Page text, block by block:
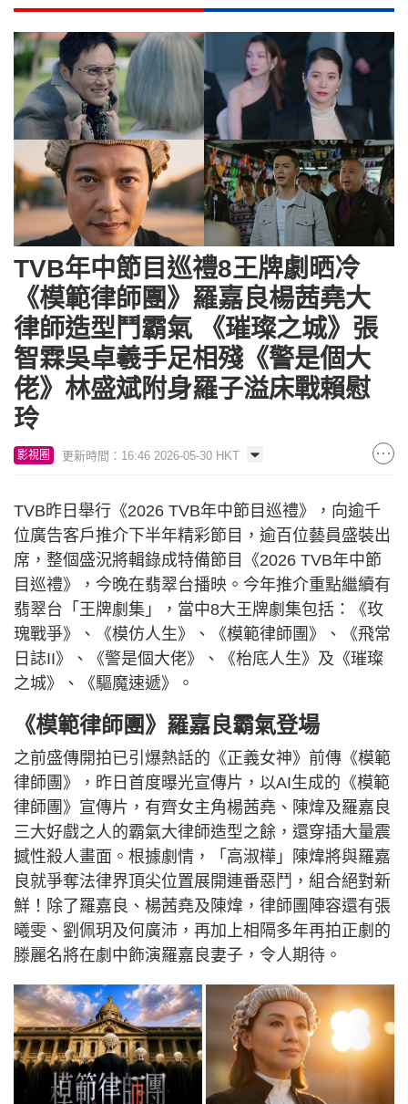
TVB年中節目巡禮8王牌劇晒冷
《模範律師團》羅嘉良楊茜堯大
律師造型鬥霸氣 《璀璨之城》張
智霖吳卓羲手足相殘《警是個大
佬》林盛斌附身羅子溢床戰賴慰
玲
影視圈 更新時間：16:46 2026-05-30 HKT
TVB昨日舉行《2026 TVB年中節目巡禮》，向逾千
位廣告客戶推介下半年精彩節目，逾百位藝員盛裝出
席，整個盛況將輯錄成特備節目《2026 TVB年中節
目巡禮》，今晚在翡翠台播映。今年推介重點繼續有
翡翠台「王牌劇集」，當中8大王牌劇集包括：《玫
瑰戰爭》、《模仿人生》、《模範律師團》、《飛常
日誌II》、《警是個大佬》、《枱底人生》及《璀璨
之城》、《驅魔速遞》。
《模範律師團》羅嘉良霸氣登場
之前盛傳開拍已引爆熱話的《正義女神》前傳《模範
律師團》，昨日首度曝光宣傳片，以AI生成的《模範
律師團》宣傳片，有齊女主角楊茜堯、陳煒及羅嘉良
三大好戲之人的霸氣大律師造型之餘，還穿插大量震
撼性殺人畫面。根據劇情，「高淑樺」陳煒將與羅嘉
良就爭奪法律界頂尖位置展開連番惡鬥，組合絕對新
鮮！除了羅嘉良、楊茜堯及陳煒，律師團陣容還有張
曦雯、劉佩玥及何廣沛，再加上相隔多年再拍正劇的
滕麗名將在劇中飾演羅嘉良妻子，令人期待。